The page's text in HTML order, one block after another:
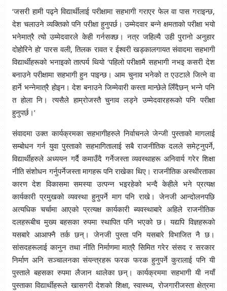
‘जसरी हामी पढ्ने विद्यार्थीलाई परीक्षामा सहभागी गराएर फेल वा पास गराइन्छ,
देश चलाउने व्यक्तिको पनि परीक्षा हुनुपर्छ। उम्मेदवार बन्ने क्षमताको परीक्षा भयो
भनेमात्रै त्यो उम्मेदवारले केही गर्नसक्छ। नत्र जहिल्यै उही पुरानो अनुहार
दोहोरिने हो’ पारस वली, तिलक रावत र ईश्वरी खड्कालगायत संवादमा सहभागी
विद्यार्थीहरूको भनाइको तात्पर्य थियो ‘पहिलो परीक्षामै सहभागी नभइ कसरी देश
बनाउने परीक्षामा सहभागी हुन पाइन्छ। आम चुनाव भनेको त एउटाले जित्ने वा
हार्ने भन्नेमात्रै होइन। देश बनाउने जिम्मेवारी कस्ता मान्छेले लिँदैछन् भन्ने पनि
त होला नि। त्यसैले हाम्रोजस्तै चुनाव लड्ने उम्मेदवारहरूको पनि परीक्षा
हुनुपर्छ।’
संवादमा उक्त कार्यक्रमका सहभागीहरुले निर्वाचनले जेन्जी पुस्ताको मागलाई
सम्बोधन गर्न युवा पुस्ताको सहभागितालाई सबै राजनीतिक दलले समेट्नुपर्ने,
विद्यार्थीहरुले अध्ययन गर्दै कमाउँदै गर्नेजस्ता व्यवस्थाहरू अनिवार्य गरेर शिक्षा
नीति संशोधन गर्नुपर्नेजस्ता मागहरू पनि राखेका थिए। राजनीतिक अस्थीरताका
कारण देश विकासमा समस्या उत्पन्न भइरहेको भन्दै केहीले भने प्रत्यक्ष
कार्यकारी प्रमुखको व्यवस्था हुनुपर्ने माग पनि राखे। जेनजी आन्दोलनपछि
अत्यधिक चर्चामा आएको प्रत्यक्ष कार्यकारी ब्यवस्थाबारे अहिले राजनीतिक
दलहरूबीच मुख्य बहसका रुपमा स्थापित पनि भएको छ। यद्यपि विज्ञहरूको
यसबारे आआफ्नै तर्क छन्। जेनजी पुस्ता पनि यसबारे विभाजित नै छ।
सांसदहरूलाई कानुन तथा नीति निर्माणमा मात्रै सिमित गरेर संसद र सरकार
निर्माण अनि सञ्चालनका संयन्त्रहरू फरक फरक हुनुपर्ने कुरालाई पनि यी
पुस्ताले बहसका रुपमा लैजान थालेका छन्। कार्यक्रममा सहभागी यी नयाँ
पुस्ताका विद्यार्थीहरूले खासगरी देशको शिक्षा, स्वास्थ्य, रोजगारीजस्ता क्षेत्रमा